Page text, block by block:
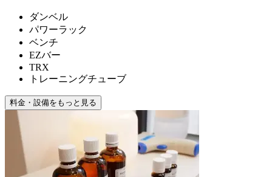
ダンベル
パワーラック
ベンチ
EZバー
TRX
トレーニングチューブ
料金・設備をもっと見る